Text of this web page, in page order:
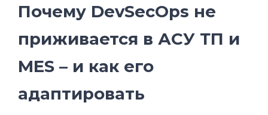
Почему DevSecOps не
приживается в АСУ ТП и
MES – и как его
адаптировать